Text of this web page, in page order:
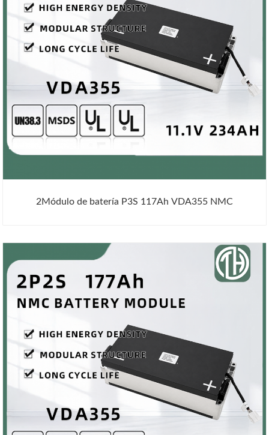
2Módulo de batería P3S 117Ah VDA355 NMC